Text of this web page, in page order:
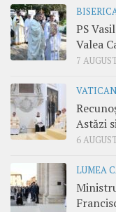
PS
Valea
7
VATICAN
Astăzi
6
LUMEA